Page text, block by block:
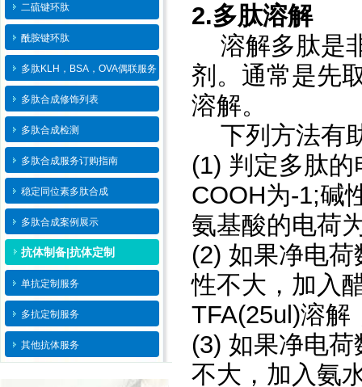
二硫键环肽
酰胺键环肽
多肽KLH，BSA，OVA偶联服务
多肽合成修饰列表
多肽合成检测
多肽合成服务订购指南
稳定同位素多肽合成
多肽合成案例展示
抗体制备|抗体定制
单抗定制服务
多抗定制服务
其他抗体服务
2.多肽溶解
溶解多肽是
剂。通常是先
溶解。
下列方法有
(1) 判定多肽
COOH为-1;碱
氨基酸的电荷
(2) 如果净电
性不大，加入
TFA(25ul)溶解
(3) 如果净电
不大，加入氨